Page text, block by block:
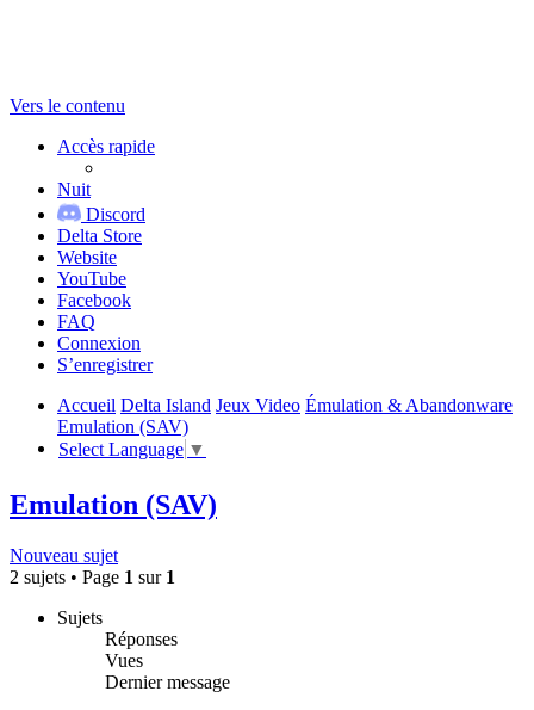
Vers le contenu
Accès rapide
Nuit
Discord
Delta Store
Website
YouTube
Facebook
FAQ
Connexion
S’enregistrer
Accueil Delta Island Jeux Video Émulation & Abandonware
Emulation (SAV)
Select Language ▼
Emulation (SAV)
Nouveau sujet
2 sujets • Page 1 sur 1
Sujets
Réponses
Vues
Dernier message